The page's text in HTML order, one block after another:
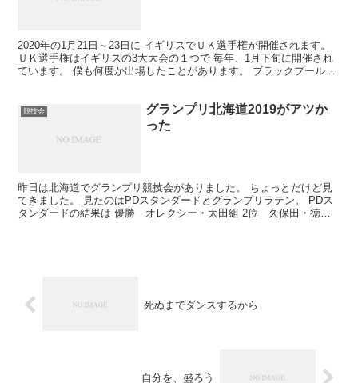
2020年の1月21日～23日に イギリスでＵＫ選手権が開催されます。
ＵＫ選手権はイギリスの3大大会の１つで 毎年、1月下旬に開催され
ています。 僕も何度か出場したことがあります。 ブラックプール
競技会
グランプリ北海道2019がアツか
った
昨日は北海道でグランプリ競技会がありました。 ちょっとだけど見
てきました。 見たのはPDスタンダードとグランプリラテン。 PDス
タンダードの結果は 優勝 オレクシー・太田組 2位 久保田・徳野
死ぬまでダンスするから
自分を、盛ろう